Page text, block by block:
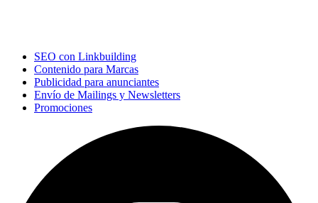
SEO con Linkbuilding
Contenido para Marcas
Publicidad para anunciantes
Envío de Mailings y Newsletters
Promociones